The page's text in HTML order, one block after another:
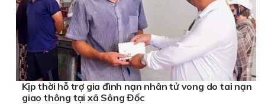
Kịp thời hỗ trợ gia đình nạn nhân tử vong do tai nạn
giao thông tại xã Sông Đốc